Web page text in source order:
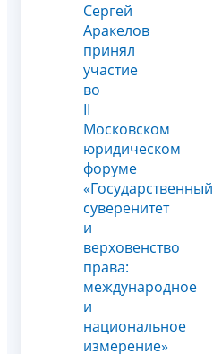
Сергей
Аракелов
принял
участие
во
II
Московском
юридическом
форуме
«Государственный
суверенитет
и
верховенство
права:
международное
и
национальное
измерение»